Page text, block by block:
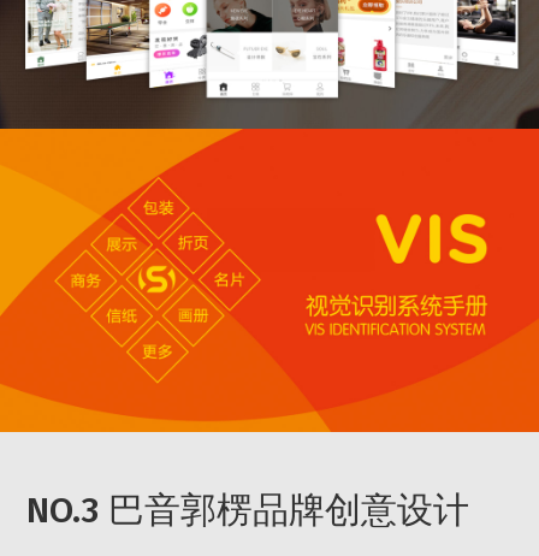
NO.3 巴音郭楞品牌创意设计